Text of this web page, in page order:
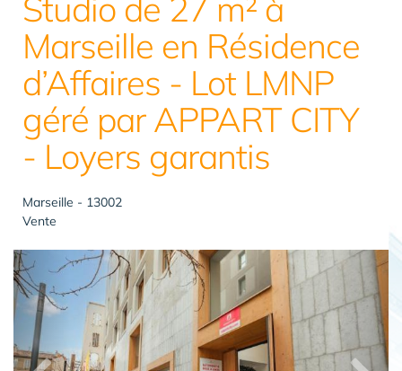
Studio de 27 m² à
Marseille en Résidence
d’Affaires - Lot LMNP
géré par APPART CITY
- Loyers garantis
Marseille - 13002
Vente